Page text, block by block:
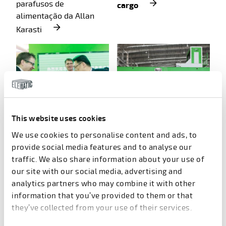
This website uses cookies
We use cookies to personalise content and ads, to
provide social media features and to analyse our
traffic. We also share information about your use of
our site with our social media, advertising and
analytics partners who may combine it with other
information that you’ve provided to them or that
they’ve collected from your use of their services.
parafusos de
alimentação da Allan
Karasti
cargo
QUINTA-FEIRA, 20.4.2023
Inauguração oficial da
fábrica chinesa Elematic
SEGUNDA-FEIRA, 2.5.2022
Elematic assina um
acordo inovador com a
PSP Projects
Anterior
1 2 3 4 Próximo